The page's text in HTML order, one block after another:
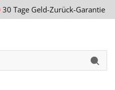
30 Tage Geld-Zurück-Garantie